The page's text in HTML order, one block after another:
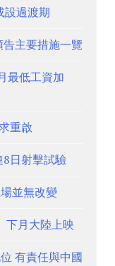
設過渡期
主要措施一覽
最低工資加
重啟
日射擊試驗
並無改變
下月大陸上映
有責任與中國